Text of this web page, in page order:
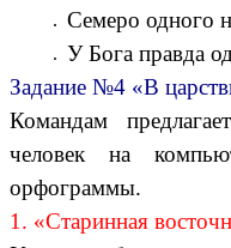
Семеро одного
У Бога правда
Задание №4 «В
Командам
человек на
орфограммы.
1. «Старинная